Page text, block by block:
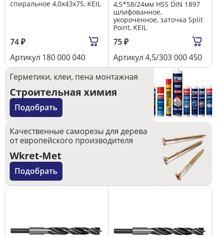
спиральное 4,0х43х75, KEIL
74₽
Артикул 180 000 040
4,5*58/24мм HSS DIN 1897
шлифованное,
укороченное, заточка Split
Point, KEIL
75₽
Артикул 4,5/303 000 450
Герметики, клеи, пена монтажная
Строительная химия
Подобрать
Качественные саморезы для дерева
от европейского производителя
Wkret-Met
Подобрать